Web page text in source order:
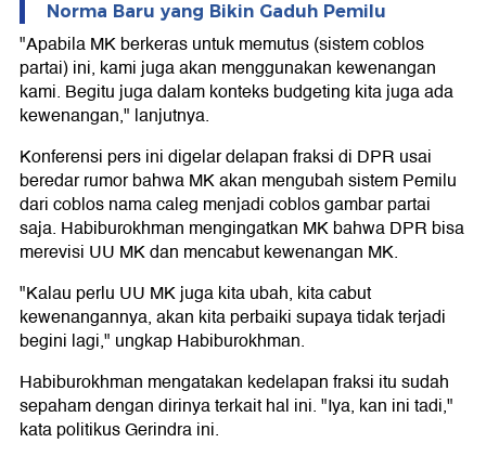
Norma Baru yang Bikin Gaduh Pemilu
"Apabila MK berkeras untuk memutus (sistem coblos
partai) ini, kami juga akan menggunakan kewenangan
kami. Begitu juga dalam konteks budgeting kita juga ada
kewenangan," lanjutnya.
Konferensi pers ini digelar delapan fraksi di DPR usai
beredar rumor bahwa MK akan mengubah sistem Pemilu
dari coblos nama caleg menjadi coblos gambar partai
saja. Habiburokhman mengingatkan MK bahwa DPR bisa
merevisi UU MK dan mencabut kewenangan MK.
"Kalau perlu UU MK juga kita ubah, kita cabut
kewenangannya, akan kita perbaiki supaya tidak terjadi
begini lagi," ungkap Habiburokhman.
Habiburokhman mengatakan kedelapan fraksi itu sudah
sepaham dengan dirinya terkait hal ini. "Iya, kan ini tadi,"
kata politikus Gerindra ini.